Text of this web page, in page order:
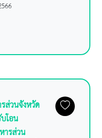
ส่วนจังหวัด
โอน
ารส่วน